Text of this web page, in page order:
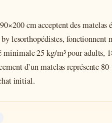
cm acceptent des matelas
lesorthopédistes, fonctionnent
minimale 25 kg/m³ pour adults,
d’un matelas représente
initial.